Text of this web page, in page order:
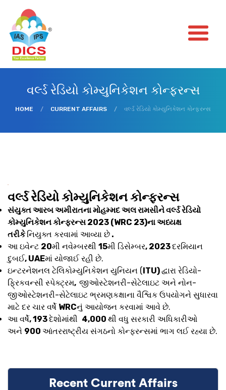
વર્લ્ડ રેડિયો કોમ્યુનિકેશન કોન્ફરન્સ
HOME / CURRENT AFFAIRS / વર્લ્ડ રેડિયો કોમ્યુનિકેશન કોન્ફરન્સ
વર્લ્ડ રેડિયો કોમ્યુનિકેશન કોન્ફરન્સ
સંયુક્ત આરબ અમીરાતના મોહમ્મદ અલ રામસીને વર્લ્ડ રેડિયો
કોમ્યુનિકેશન કોન્ફરન્સ 2023 (WRC 23)ના અધ્યક્ષ
તરીકેનિયુક્ત કરવામાં આવ્યા છે .
આ ઇવેન્ટ 20મી નવેમ્બરથી 15મી ડિસેમ્બર, 2023દરમિયાન
દુબઈ, UAEમાં યોજાઈ રહી છે.
ઇન્ટરનેશનલ ટેલિકોમ્યુનિકેશન યુનિયન (ITU)દ્વારા રેડિયો-
ફ્રિકવન્સી સ્પેક્ટ્રમ, જીઓસ્ટેશનરી-સેટેલાઇટ અને નોન-
જીઓસ્ટેશનરી-સેટેલાઇટ ભ્રમણકક્ષાના વૈશ્વિક ઉપયોગને સુધારવા
માટે દર ચાર વર્ષે WRCનું આયોજન કરવામાં આવે છે.
આ વર્ષે, 193દેશોમાંથી 4,000 થી વધુ સરકારી અધિકારીઓ
અને 900 આંતરરાષ્ટ્રીય સંગઠનો કોન્ફરન્સમાં ભાગ લઈ રહ્યા છે.
Recent Current Affairs